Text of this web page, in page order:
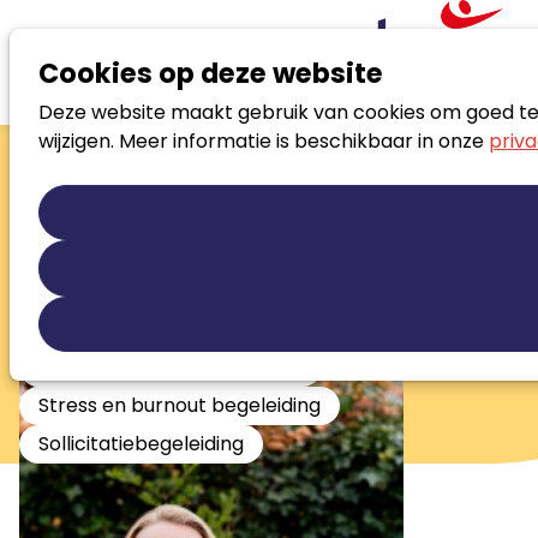
Cookies op deze website
Deze website maakt gebruik van cookies om goed
wijzigen. Meer informatie is beschikbaar in onze
Zoek loopbaanspecialist
Saskia
Coenraads
Loopbaanadviseur
Loopbaanontwikkeling
Persoonlijke ontwikkeling
Stress en burnout begeleiding
Sollicitatiebegeleiding